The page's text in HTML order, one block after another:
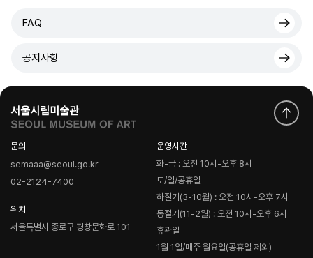
FAQ
공지사항
문의
semaaa@seoul.go.kr
02-2124-7400
위치
서울특별시 종로구 평창문화로 101
운영시간
화-금 : 오전 10시-오후 8시
토/일/공휴일
하절기(3-10월) : 오전 10시-오후 7시
동절기(11-2월) : 오전 10시-오후 6시
휴관일
1월 1일/매주 월요일(공휴일 제외)